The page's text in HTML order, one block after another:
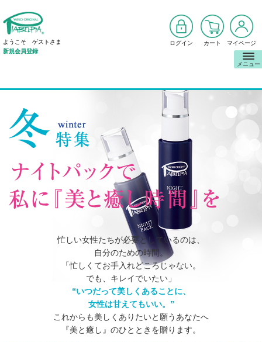
ようこそ ゲストさま
新規会員登録
ログイン カート マイページ
忙しい女性たちが必要としているのは、
自分のための時間。
「忙しくてお手入れどころじゃない。
でも、キレイでいたい」
“いつだって美しくあることに、
女性は甘えてもいい。”
これからも美しくありたいと願うあなたへ
『美と癒し』のひとときを贈ります。
メニュー